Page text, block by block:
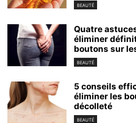
BEAUTÉ
Quatre
éliminer
boutons sur
BEAUTÉ
5 conseils
éliminer les
décolleté
BEAUTÉ